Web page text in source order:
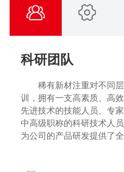
科研团队
稀有新材注重对不同
训，拥有一支高素质、高
先进技术的技能人员、专
中高级职称的科研技术人
为公司的产品研发提供了